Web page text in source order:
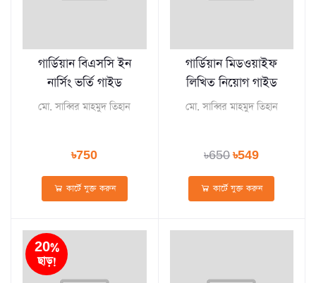
গার্ডিয়ান বিএসসি ইন
নার্সিং ভর্তি গাইড
মো. সাব্বির মাহমুদ তিহান
৳750
কার্টে যুক্ত করুন
গার্ডিয়ান মিডওয়াইফ
লিখিত নিয়োগ গাইড
মো. সাব্বির মাহমুদ তিহান
৳650৳549
কার্টে যুক্ত করুন
20%
ছাড়!